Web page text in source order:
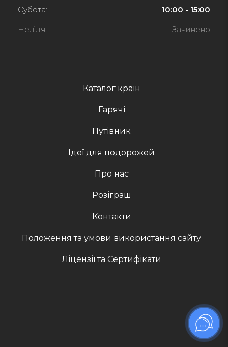
Каталог країн
Гарячі
Путівник
Ідеї для подорожей
Про нас
Розіграш
Контакти
Положення та умови використання сайту
Ліцензії та Сертифікати
Субота: 10:00 - 15:00
Неділя: Зачинено